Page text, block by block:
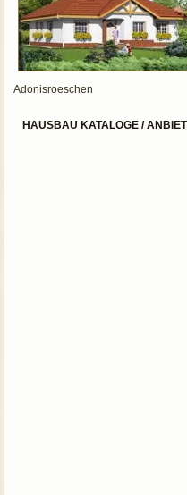
Adonisroeschen
HAUSBAU KATALOGE /